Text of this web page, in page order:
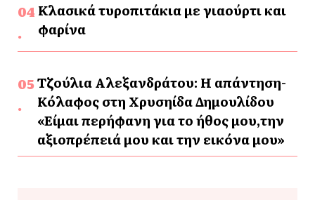
Κλασικά τυροπιτάκια με γιαούρτι και
φαρίνα
Τζούλια Αλεξανδράτου: Η απάντηση-
Κόλαφος στη Χρυσηίδα Δημουλίδου
«Είμαι περήφανη για το ήθος μου,την
αξιοπρέπειά μου και την εικόνα μου»